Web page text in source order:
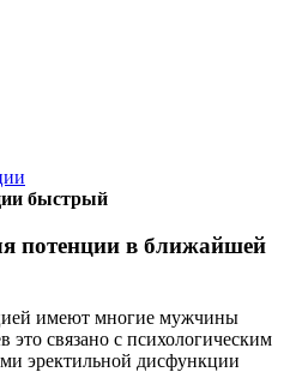
быстрый
потенции в ближайшей
имеют многие мужчины
это связано с психологическим
эректильной дисфункции